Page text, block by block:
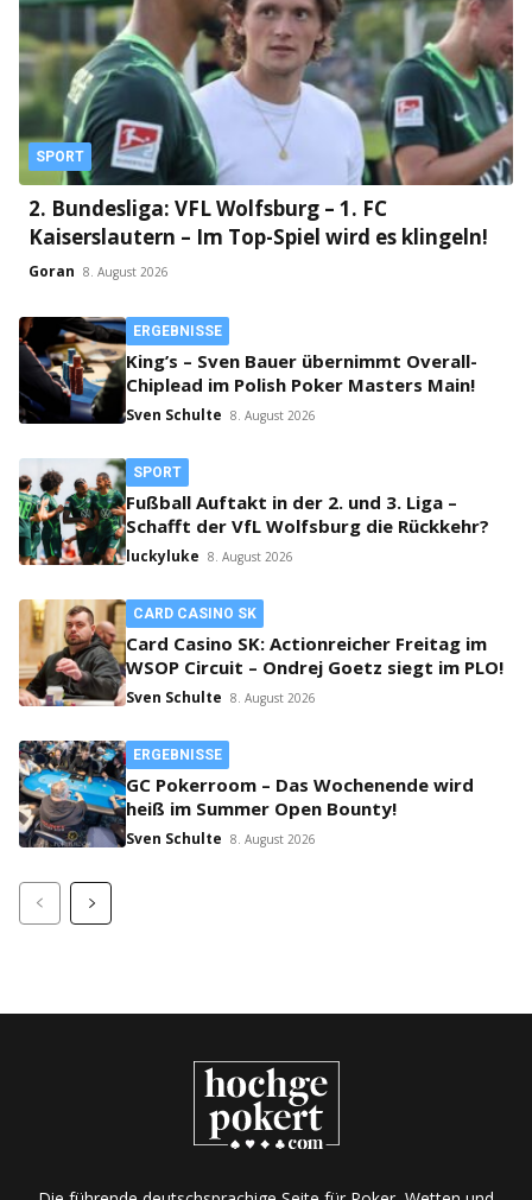
SPORT
2. Bundesliga: VFL Wolfsburg – 1. FC
Kaiserslautern – Im Top-Spiel wird es klingeln!
Goran 8. August 2026
ERGEBNISSE
King’s – Sven Bauer übernimmt Overall-
Chiplead im Polish Poker Masters Main!
Sven Schulte 8. August 2026
SPORT
Fußball Auftakt in der 2. und 3. Liga –
Schafft der VfL Wolfsburg die Rückkehr?
luckyluke 8. August 2026
CARD CASINO SK
Card Casino SK: Actionreicher Freitag im
WSOP Circuit – Ondrej Goetz siegt im PLO!
Sven Schulte 8. August 2026
ERGEBNISSE
GC Pokerroom – Das Wochenende wird
heiß im Summer Open Bounty!
Sven Schulte 8. August 2026